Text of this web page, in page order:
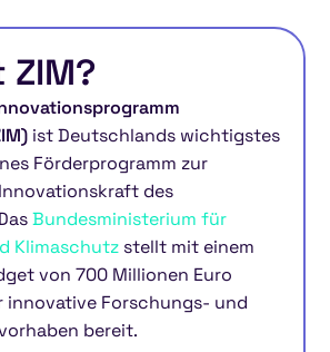
ZIM?
ist Deutschlands wichtigstes
Förderprogramm zur
des
Bundesministerium für
Klimaschutzstellt mit einem
von 700 Millionen Euro
innovative Forschungs- und
bereit.